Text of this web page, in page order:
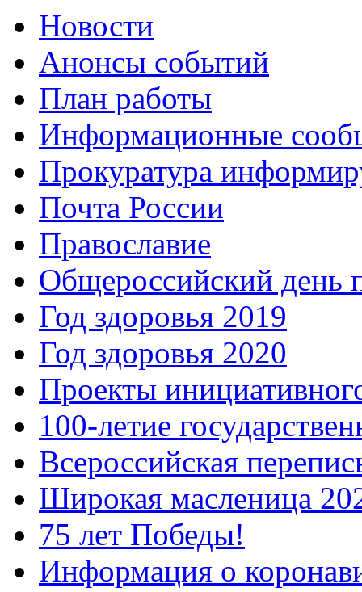
Новости
Анонсы событий
План работы
Информационные
Прокуратура
Почта России
Православие
Общероссийский день
Год здоровья 2019
Год здоровья 2020
Проекты
100-летие
Всероссийская
Широкая масленица
75 лет Победы!
Информация о